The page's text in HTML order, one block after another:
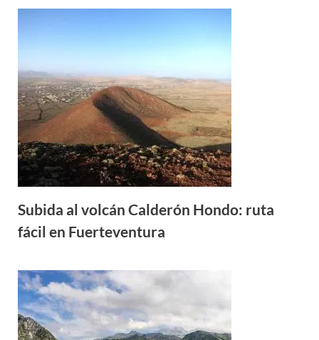
Subida al volcán Calderón Hondo: ruta
fácil en Fuerteventura